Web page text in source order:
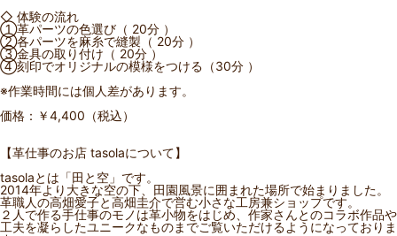
◇ 体験の流れ
①革パーツの色選び（ 20分 ）
②各パーツを麻糸で縫製（ 20分 ）
③金具の取り付け（ 20分 ）
④刻印でオリジナルの模様をつける（30分 ）
※作業時間には個人差があります。
価格：￥4,400（税込）
【革仕事のお店 tasolaについて】
tasolaとは「田と空」です。
2014年より大きな空の下、田園風景に囲まれた場所で始まりました。
革職人の高畑愛子と高畑圭介で営む小さな工房兼ショップです。
２人で作る手仕事のモノは革小物をはじめ、作家さんとのコラボ作品や
工夫を凝らしたユニークなものまでご覧いただけるようになっておりま